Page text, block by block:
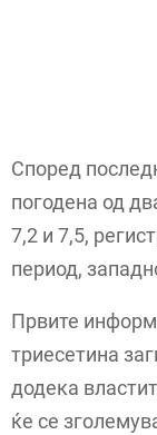
Според
погодена од
7,2 и 7,5,
период,
Првите
триесетина
додека
ќе се